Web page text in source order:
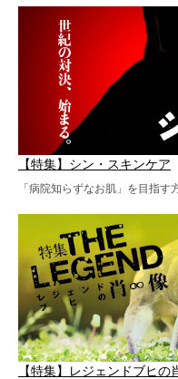
【特集】シン・スキンケア
「病院知らずなお肌」を目指す
【特集】レジェンドブヒ